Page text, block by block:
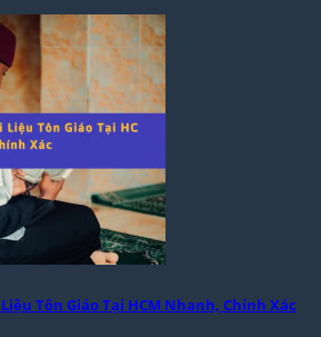
Tôn Giáo Tại HCM Nhanh, Chính Xác